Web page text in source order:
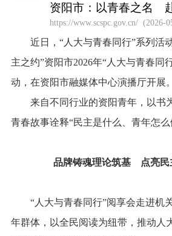
资阳市：以青春之名
https://www.scspc.gov.cn/ (2026-
近日，“人大与青春同行”系列活动
主之约”资阳市2026年“人大与青春同
动，在资阳市融媒体中心演播厅开展。
来自不同行业的资阳青年，以书
青春故事诠释“民主是什么、青年怎么
品牌铸魂理论筑基 点亮
“人大与青春同行”阅享会走进机
年群体，以全民阅读为纽带，推动人